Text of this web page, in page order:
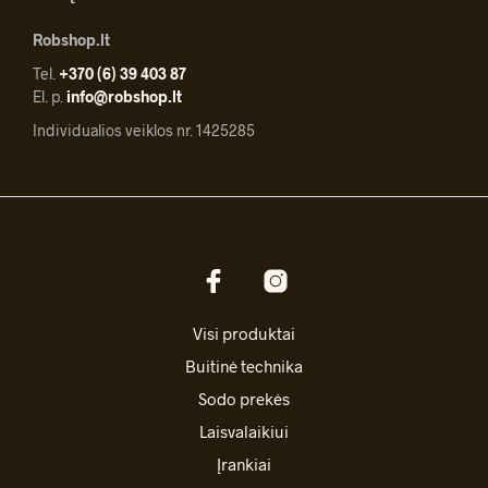
Robshop.lt
Tel. +370 (6) 39 403 87
El. p. info@robshop.lt
Individualios veiklos nr. 1425285
Visi produktai
Buitinė technika
Sodo prekės
Laisvalaikiui
Įrankiai